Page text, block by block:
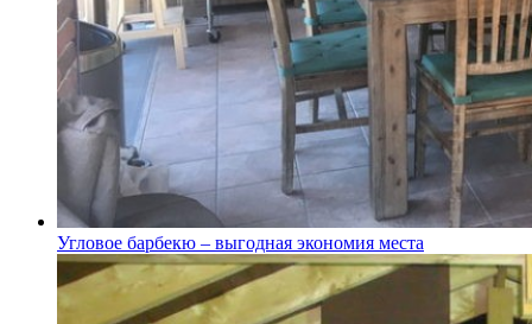
Угловое барбекю – выгодная экономия места